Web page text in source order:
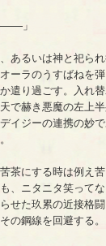
」
あるいは神と祀られ
ーラのうすばねを
遣り過ごす。入れ
で赫き悪魔の左上
イジーの連携の妙
茶にする時は例え苦
、ニタニタ笑ってな
せた玖累の近接格
の鋼線を回避する。